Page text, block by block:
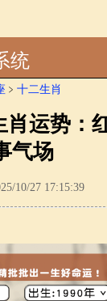
统
﹥ 十二生肖
肖运势：
气场
10/27 17:15:39